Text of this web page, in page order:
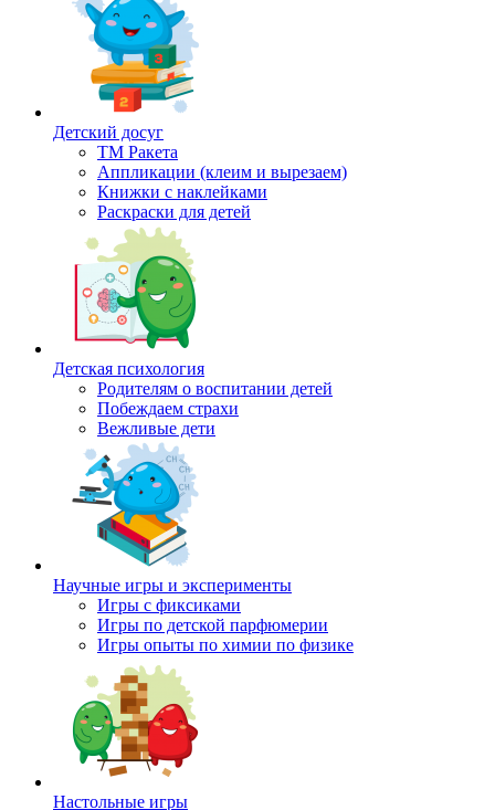
Детский досуг
ТМ Ракета
Аппликации (клеим и вырезаем)
Книжки с наклейками
Раскраски для детей
Детская психология
Родителям о воспитании детей
Побеждаем страхи
Вежливые дети
Научные игры и эксперименты
Игры с фиксиками
Игры по детской парфюмерии
Игры опыты по химии по физике
Настольные игры